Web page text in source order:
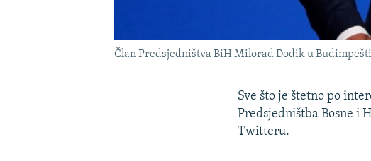
Član Predsjedništva BiH Milorad Dodik u
Sve što je štetno po
Predsjedništba Bosne i
Twitteru.